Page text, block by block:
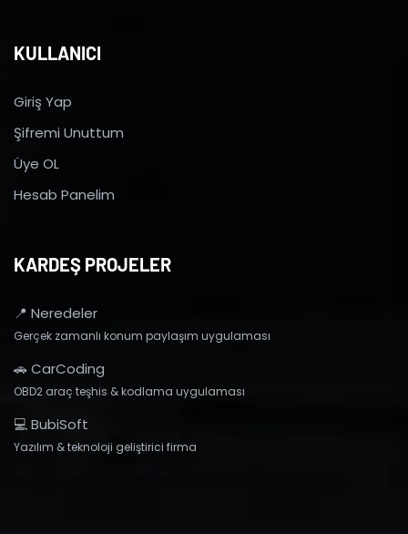
KULLANICI
Giriş Yap
Şifremi Unuttum
Üye OL
Hesab Panelim
KARDEŞ PROJELER
📍 Neredeler
Gerçek zamanlı konum paylaşım uygulaması
🚗 CarCoding
OBD2 araç teşhis & kodlama uygulaması
💻 BubiSoft
Yazılım & teknoloji geliştirici firma